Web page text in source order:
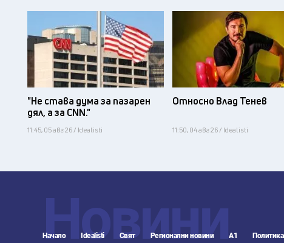
"Не става дума за пазарен
дял, а за CNN."
11:45, 05 авг 26 / Idealisti
Относно Влад Тенев
11:50, 04 авг 26 / Idealisti
Новини
Начало Idealisti Свят Регионални новини А1 Политика